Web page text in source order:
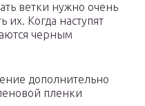
ветки нужно очень
их. Когда наступят
черным
дополнительно
пленки